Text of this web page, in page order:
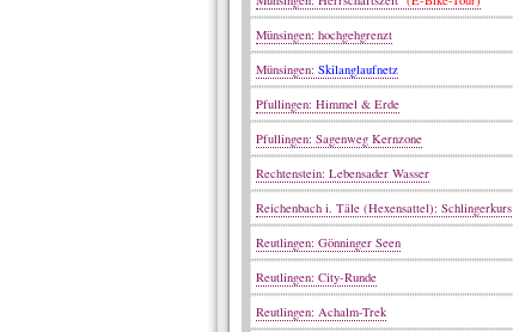
Münsingen: hochgehgrenzt
Münsingen: Skilanglaufnetz
Pfullingen: Himmel & Erde
Pfullingen: Sagenweg Kernzone
Rechtenstein: Lebensader Wasser
Reichenbach i. Täle (Hexensattel): Schlingerkurs
Reutlingen: Gönninger Seen
Reutlingen: City-Runde
Reutlingen: Achalm-Trek